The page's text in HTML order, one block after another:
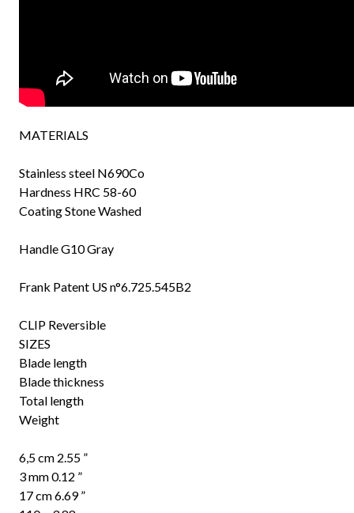
MATERIALS
Stainless steel N690Co
Hardness HRC 58-60
Coating Stone Washed
Handle G10 Gray
Frank Patent US n°6.725.545B2
CLIP Reversible
SIZES
Blade length
Blade thickness
Total length
Weight
6,5 cm 2.55 ”
3 mm 0.12 ”
17 cm 6.69 ”